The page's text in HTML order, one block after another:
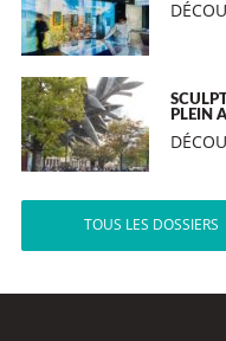
PLEIN
TOUS LES DOSSIERS